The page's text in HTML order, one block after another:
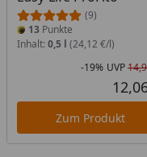
(9)
13 Punkte
Inhalt: 0,5 l (24,12 €/l)
-19% UVP
Zum Produkt